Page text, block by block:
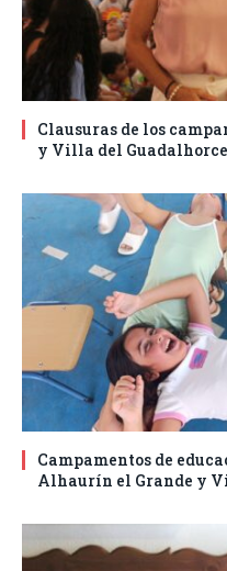
Clausuras de los
y Villa del
Campamentos de
Alhaurín el Grande y